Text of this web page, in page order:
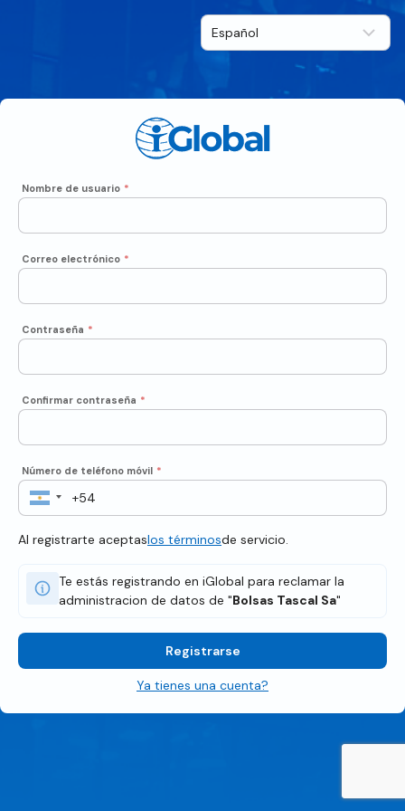
Nombre de usuario *
Correo electrónico *
Contraseña *
Confirmar contraseña *
Número de teléfono móvil *
Al registrarte aceptaslos términosde servicio.
Te estás registrando en iGlobal para reclamar la
administracion de datos de "Bolsas Tascal Sa"
Registrarse
Ya tienes una cuenta?